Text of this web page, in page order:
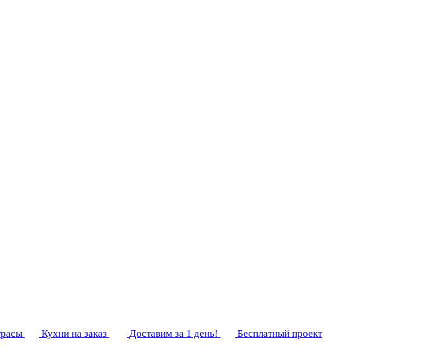
Кухни на заказ Доставим за 1 день! Бесплатный проект